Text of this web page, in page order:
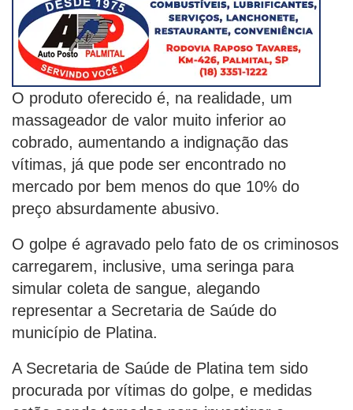
O produto oferecido é, na realidade, um
massageador de valor muito inferior ao
cobrado, aumentando a indignação das
vítimas, já que pode ser encontrado no
mercado por bem menos do que 10% do
preço absurdamente abusivo.
O golpe é agravado pelo fato de os criminosos
carregarem, inclusive, uma seringa para
simular coleta de sangue, alegando
representar a Secretaria de Saúde do
município de Platina.
A Secretaria de Saúde de Platina tem sido
procurada por vítimas do golpe, e medidas